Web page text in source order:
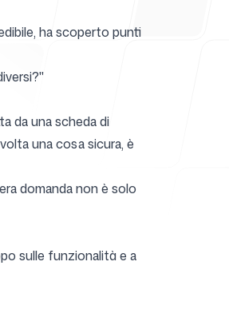
ha scoperto punti
da una scheda di
una cosa sicura, è
domanda non è solo
sulle funzionalità e a